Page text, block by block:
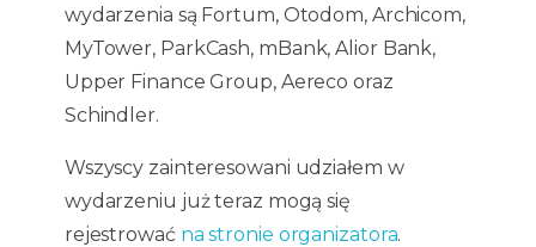
wydarzenia są Fortum, Otodom, Archicom,
MyTower, ParkCash, mBank, Alior Bank,
Upper Finance Group, Aereco oraz
Schindler.
Wszyscy zainteresowani udziałem w
wydarzeniu już teraz mogą się
rejestrować na stronie organizatora.